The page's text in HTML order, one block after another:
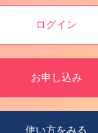
ログイン
お申し込み
使い方をみる